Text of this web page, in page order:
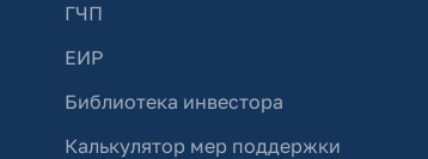
ГЧП
ЕИР
Библиотека инвестора
Калькулятор мер поддержки